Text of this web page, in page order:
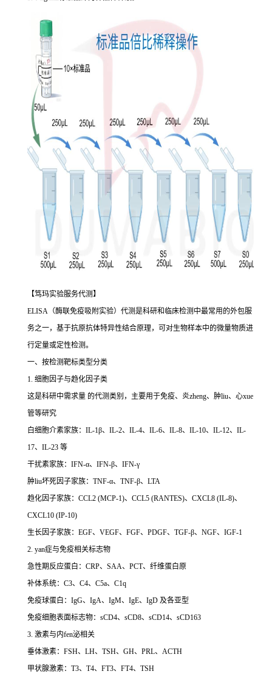
【笃玛实验服务代测】
ELISA（酶联免疫吸附实验）代测是科研和临床检测中最常用的外包服
务之一，基于抗原抗体特异性结合原理，可对生物样本中的微量物质进
行定量或定性检测。
一、按检测靶标类型分类
1. 细胞因子与趋化因子类
这是科研中需求量 的代测类别，主要用于免疫、炎zheng、肿liu、心xue
管等研究
白细胞介素家族：IL-1β、IL-2、IL-4、IL-6、IL-8、IL-10、IL-12、IL-
17、IL-23 等
干扰素家族：IFN-α、IFN-β、IFN-γ
肿liu坏死因子家族：TNF-α、TNF-β、LTA
趋化因子家族：CCL2 (MCP-1)、CCL5 (RANTES)、CXCL8 (IL-8)、
CXCL10 (IP-10)
生长因子家族：EGF、VEGF、FGF、PDGF、TGF-β、NGF、IGF-1
2. yan症与免疫相关标志物
急性期反应蛋白：CRP、SAA、PCT、纤维蛋白原
补体系统：C3、C4、C5a、C1q
免疫球蛋白：IgG、IgA、IgM、IgE、IgD 及各亚型
免疫细胞表面标志物：sCD4、sCD8、sCD14、sCD163
3. 激素与内fen泌相关
垂体激素：FSH、LH、TSH、GH、PRL、ACTH
甲状腺激素：T3、T4、FT3、FT4、TSH